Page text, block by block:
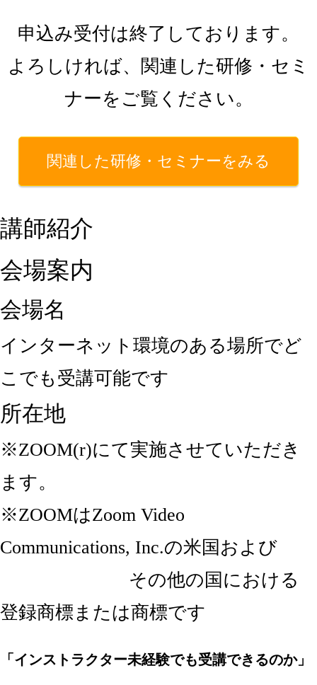
申込み受付は終了しております。
よろしければ、関連した研修・セミ
ナーをご覧ください。
関連した研修・セミナーをみる
講師紹介
会場案内
会場名
インターネット環境のある場所でど
こでも受講可能です
所在地
※ZOOM(r)にて実施させていただき
ます。
※ZOOMはZoom Video
Communications, Inc.の米国および
その他の国における
登録商標または商標です
「インストラクター未経験でも受講できるのか」